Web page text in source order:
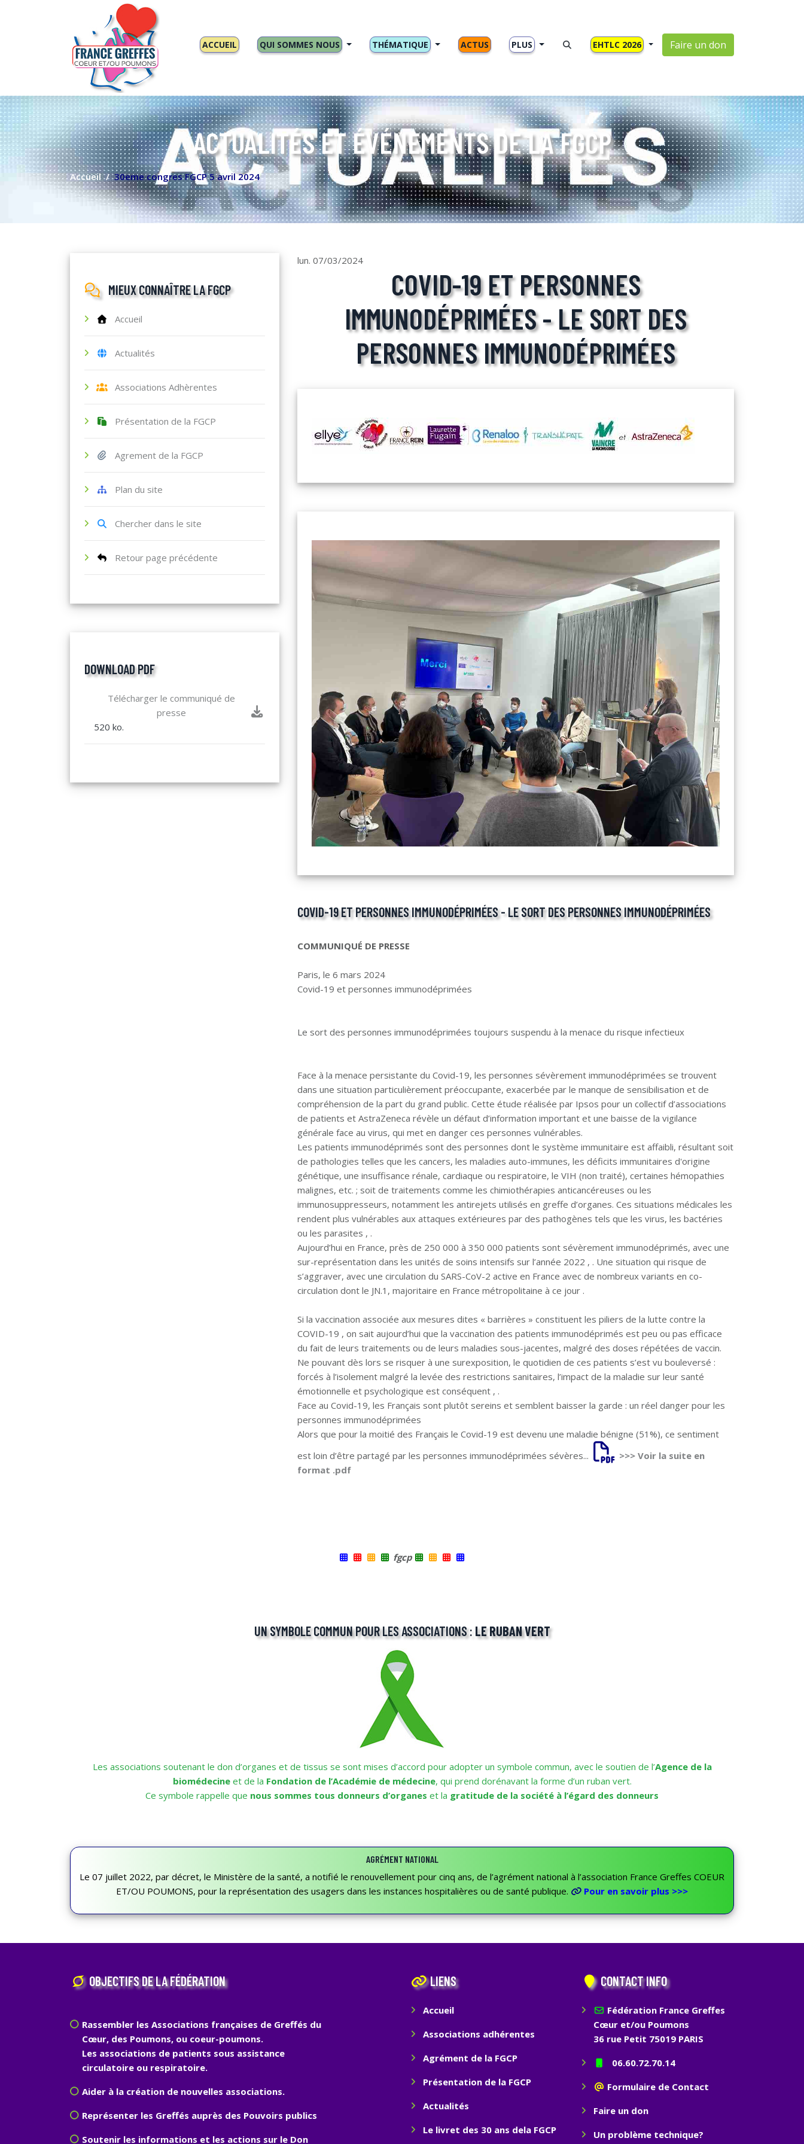
ACCUEIL QUI SOMMES NOUS THÉMATIQUE ACTUS PLUS EHTLC 2026 Faire un don
ACTUALITÉS ET ÉVÉNEMENTS DE LA FGCP
Accueil 30eme congres FGCP 5 avril 2024
MIEUX CONNAÎTRE LA FGCP
Accueil
Actualités
Associations Adhèrentes
Présentation de la FGCP
Agrement de la FGCP
Plan du site
Chercher dans le site
Retour page précédente
DOWNLOAD PDF
Télécharger le communiqué de
presse
520 ko.
lun. 07/03/2024
COVID-19 ET PERSONNES
IMMUNODÉPRIMÉES - LE SORT DES
PERSONNES IMMUNODÉPRIMÉES
COVID-19 ET PERSONNES IMMUNODÉPRIMÉES - LE SORT DES PERSONNES IMMUNODÉPRIMÉES
COMMUNIQUÉ DE PRESSE
Paris, le 6 mars 2024
Covid-19 et personnes immunodéprimées
Le sort des personnes immunodéprimées toujours suspendu à la menace du risque infectieux
Face à la menace persistante du Covid-19, les personnes sévèrement immunodéprimées se trouvent
dans une situation particulièrement préoccupante, exacerbée par le manque de sensibilisation et de
compréhension de la part du grand public. Cette étude réalisée par Ipsos pour un collectif d’associations
de patients et AstraZeneca révèle un défaut d’information important et une baisse de la vigilance
générale face au virus, qui met en danger ces personnes vulnérables.
Les patients immunodéprimés sont des personnes dont le système immunitaire est affaibli, résultant soit
de pathologies telles que les cancers, les maladies auto-immunes, les déficits immunitaires d'origine
génétique, une insuffisance rénale, cardiaque ou respiratoire, le VIH (non traité), certaines hémopathies
malignes, etc. ; soit de traitements comme les chimiothérapies anticancéreuses ou les
immunosuppresseurs, notamment les antirejets utilisés en greffe d’organes. Ces situations médicales les
rendent plus vulnérables aux attaques extérieures par des pathogènes tels que les virus, les bactéries
ou les parasites , .
Aujourd’hui en France, près de 250 000 à 350 000 patients sont sévèrement immunodéprimés, avec une
sur-représentation dans les unités de soins intensifs sur l’année 2022 , . Une situation qui risque de
s’aggraver, avec une circulation du SARS-CoV-2 active en France avec de nombreux variants en co-
circulation dont le JN.1, majoritaire en France métropolitaine à ce jour .
Si la vaccination associée aux mesures dites « barrières » constituent les piliers de la lutte contre la
COVID-19 , on sait aujourd’hui que la vaccination des patients immunodéprimés est peu ou pas efficace
du fait de leurs traitements ou de leurs maladies sous-jacentes, malgré des doses répétées de vaccin.
Ne pouvant dès lors se risquer à une surexposition, le quotidien de ces patients s’est vu bouleversé :
forcés à l’isolement malgré la levée des restrictions sanitaires, l’impact de la maladie sur leur santé
émotionnelle et psychologique est conséquent , .
Face au Covid-19, les Français sont plutôt sereins et semblent baisser la garde : un réel danger pour les
personnes immunodéprimées
Alors que pour la moitié des Français le Covid-19 est devenu une maladie bénigne (51%), ce sentiment
est loin d’être partagé par les personnes immunodéprimées sévères...
>>> Voir la suite en
format .pdf
fgcp
UN SYMBOLE COMMUN POUR LES ASSOCIATIONS : LE RUBAN VERT
Les associations soutenant le don d’organes et de tissus se sont mises d’accord pour adopter un symbole commun, avec le soutien de l’Agence de la
biomédecineet de la Fondation de l’Académie de médecine, qui prend dorénavant la forme d’un ruban vert.
Ce symbole rappelle que nous sommes tous donneurs d’organes et la gratitude de la société à l’égard des donneurs
AGRÉMENT NATIONAL
Le 07 juillet 2022, par décret, le Ministère de la santé, a notifié le renouvellement pour cinq ans, de l’agrément national à l’association France Greffes COEUR
ET/OU POUMONS, pour la représentation des usagers dans les instances hospitalières ou de santé publique.
Pour en savoir plus >>>
OBJECTIFS DE LA FÉDÉRATION
Rassembler les Associations françaises de Greffés du
Cœur, des Poumons, ou coeur-poumons.
Les associations de patients sous assistance
circulatoire ou respiratoire.
Aider à la création de nouvelles associations.
Représenter les Greffés auprès des Pouvoirs publics
Soutenir les informations et les actions sur le Don
LIENS
Accueil
Associations adhérentes
Agrément de la FGCP
Présentation de la FGCP
Actualités
Le livret des 30 ans dela FGCP
CONTACT INFO
Fédération France Greffes
Cœur et/ou Poumons
36 rue Petit 75019 PARIS
06.60.72.70.14
Formulaire de Contact
Faire un don
Un problème technique?